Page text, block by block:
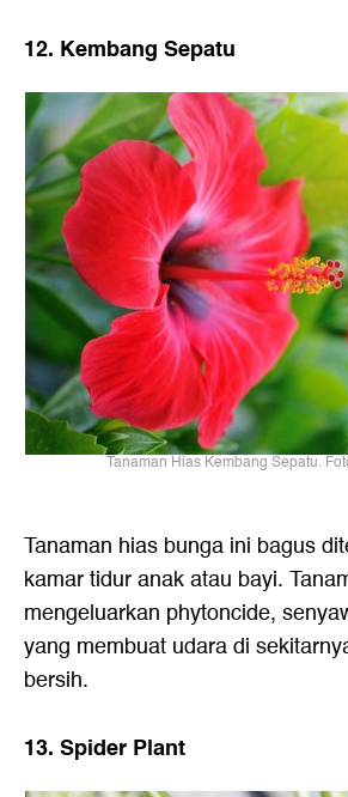
12. Kembang Sepatu
Tanaman Hias Kembang Sepatu.
Tanaman hias bunga ini bagus
kamar tidur anak atau bayi.
mengeluarkan phytoncide,
yang membuat udara di
bersih.
13. Spider Plant